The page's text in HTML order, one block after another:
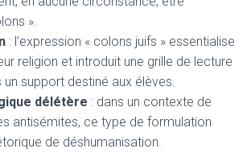
».
: l’expression « colons juifs » essentialise
religion et introduit une grille de lecture
support destiné aux élèves.
délétère : dans un contexte de
antisémites, ce type de formulation
de déshumanisation.